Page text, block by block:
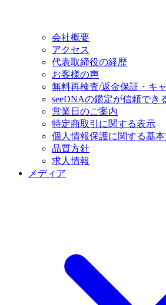
会社概要
アクセス
代表取締役の経歴
お客様の声
無料再検査/返金保証・キ
seeDNAの鑑定が信頼でき
営業日のご案内
特定商取引に関する表示
個人情報保護に関する基
品質方針
求人情報
メディア